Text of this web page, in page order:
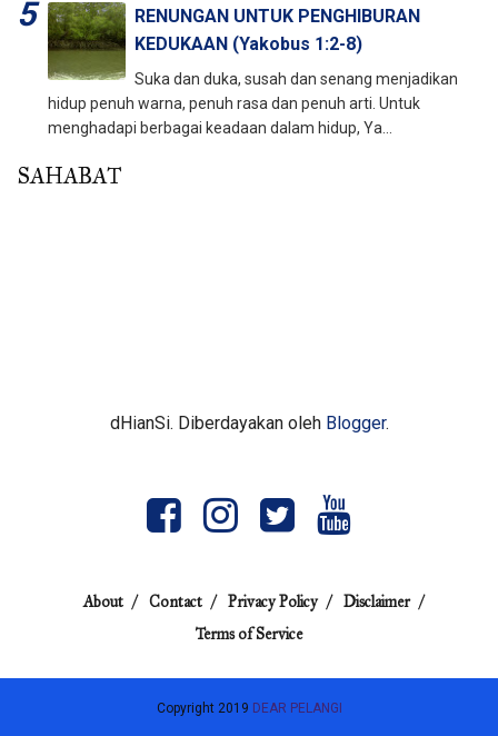
RENUNGAN UNTUK PENGHIBURAN
KEDUKAAN (Yakobus 1:2-8)
Suka dan duka, susah dan senang menjadikan
hidup penuh warna, penuh rasa dan penuh arti. Untuk
menghadapi berbagai keadaan dalam hidup, Ya...
SAHABAT
dHianSi. Diberdayakan oleh Blogger.
About Contact Privacy Policy
Disclaimer
Terms of Service
Copyright 2019 DEAR PELANGI